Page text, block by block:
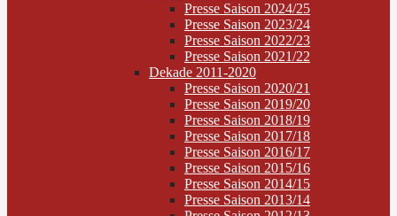
Presse Saison 2024/25
Presse Saison 2023/24
Presse Saison 2022/23
Presse Saison 2021/22
Dekade 2011-2020
Presse Saison 2020/21
Presse Saison 2019/20
Presse Saison 2018/19
Presse Saison 2017/18
Presse Saison 2016/17
Presse Saison 2015/16
Presse Saison 2014/15
Presse Saison 2013/14